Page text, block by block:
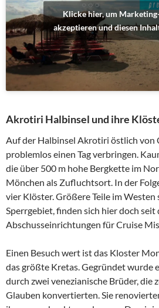
Klicke hier, um
akzeptieren und diesen
Akrotiri Halbinsel und ihre
Auf der Halbinsel Akrotiri östlich von
problemlos einen Tag verbringen.
die über 500 m hohe Bergkette im
Mönchen als Zufluchtsort. In der
vier Klöster. Größere Teile im
Sperrgebiet, finden sich hier doch seit
Abschusseinrichtungen für Cruise
Einen Besuch wert ist das Kloster
das größte Kretas. Gegründet wurde
durch zwei venezianische Brüder, die
Glauben konvertierten. Sie